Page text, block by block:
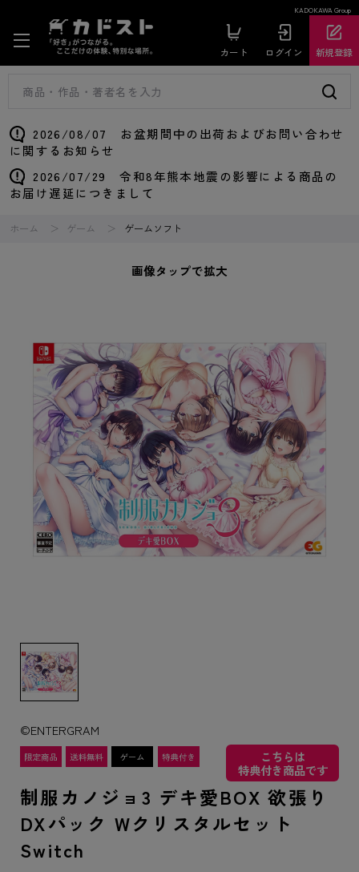
KADOKAWA Group
カート ログイン 新規登録
2026/08/07 お盆期間中の出荷およびお問い合わせ
に関するお知らせ
2026/07/29 令和8年熊本地震の影響による商品の
お届け遅延につきまして
ホーム ゲーム ゲームソフト
画像タップで拡大
©ENTERGRAM
こちらは
特典付き商品です
制服カノジョ3 デキ愛BOX 欲張り
DXパック Wクリスタルセット
Switch